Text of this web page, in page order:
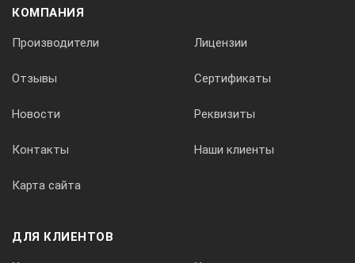
КОМПАНИЯ
Производители Лицензии
Отзывы Сертификаты
Новости Реквизиты
Контакты Наши клиенты
Карта сайта
ДЛЯ КЛИЕНТОВ